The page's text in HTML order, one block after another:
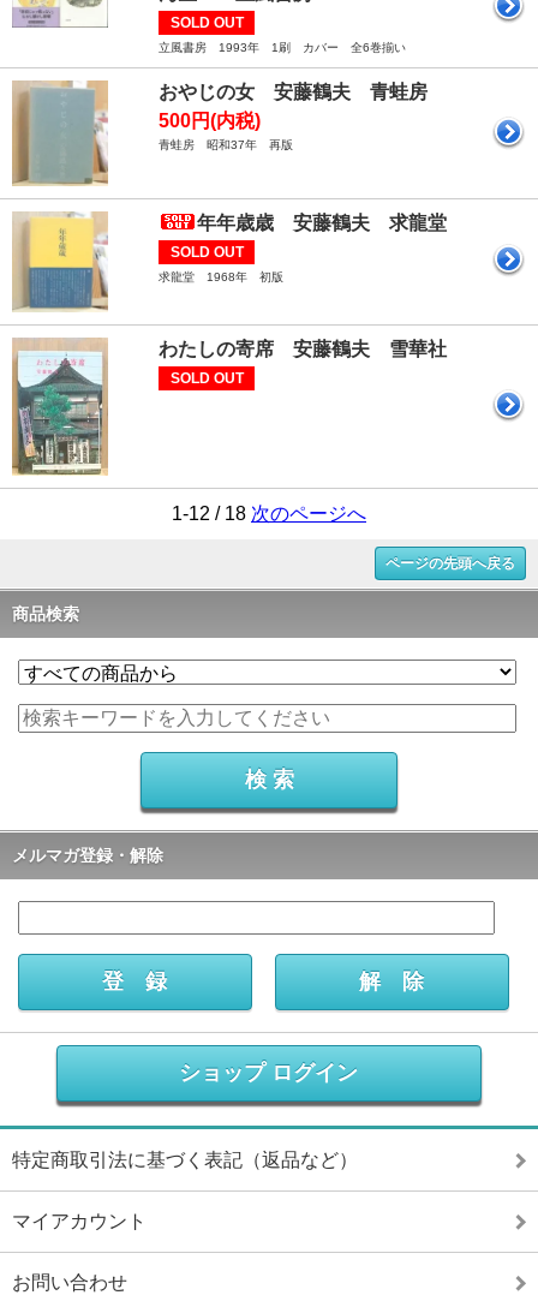
SOLD OUT
立風書房 1993年 1刷 カバー 全6巻揃い
おやじの女 安藤鶴夫 青蛙房
500円(内税)
青蛙房 昭和37年 再版
年年歳歳 安藤鶴夫 求龍堂
SOLD OUT
求龍堂 1968年 初版
わたしの寄席 安藤鶴夫 雪華社
SOLD OUT
1-12 / 18 次のページへ
ページの先頭へ戻る
商品検索
メルマガ登録・解除
ショップ ログイン
特定商取引法に基づく表記（返品など）
マイアカウント
お問い合わせ